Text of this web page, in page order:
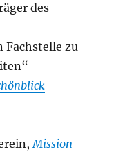
des
Fachstelle zu
Mission